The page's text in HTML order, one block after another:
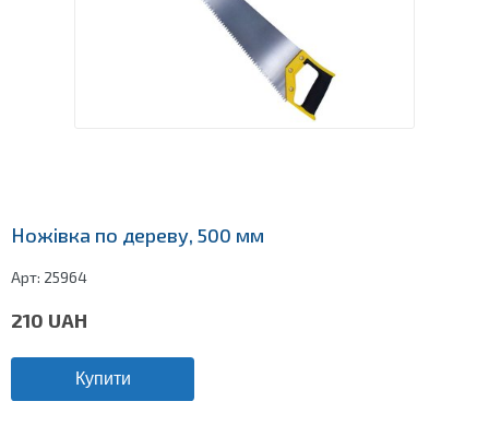
Ножівка по дереву, 500 мм
Арт: 25964
210 UAH
Купити